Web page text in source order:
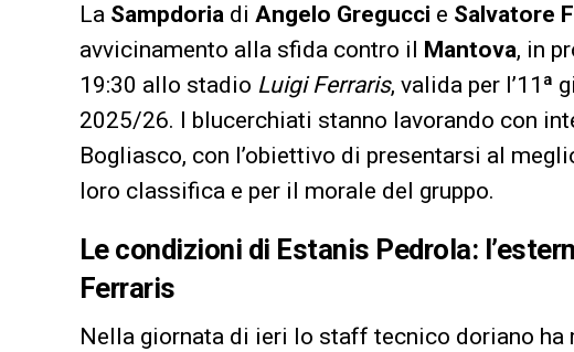
La Sampdoria di Angelo Gregucci e Salvatore
avvicinamento alla sfida contro il Mantova, in
19:30 allo stadio Luigi Ferraris, valida per l’11ª
2025/26. I blucerchiati stanno lavorando con
Bogliasco, con l’obiettivo di presentarsi al
loro classifica e per il morale del gruppo.
Le condizioni di Estanis Pedrola:
Ferraris
Nella giornata di ieri lo staff tecnico doriano